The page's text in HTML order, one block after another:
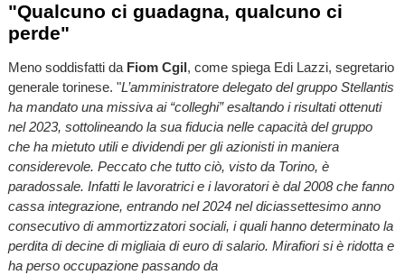
"Qualcuno ci guadagna, qualcuno ci
perde"
Meno soddisfatti da Fiom Cgil, come spiega Edi Lazzi, segretario
generale torinese. "L’amministratore delegato del gruppo Stellantis
ha mandato una missiva ai “colleghi” esaltando i risultati ottenuti
nel 2023, sottolineando la sua fiducia nelle capacità del gruppo
che ha mietuto utili e dividendi per gli azionisti in maniera
considerevole. Peccato che tutto ciò, visto da Torino, è
paradossale. Infatti le lavoratrici e i lavoratori è dal 2008 che fanno
cassa integrazione, entrando nel 2024 nel diciassettesimo anno
consecutivo di ammortizzatori sociali, i quali hanno determinato la
perdita di decine di migliaia di euro di salario. Mirafiori si è ridotta e
ha perso occupazione passando da